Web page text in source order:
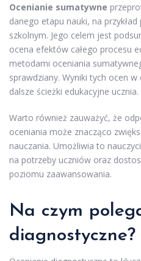
Ocenianie sumatywne
danego etapu nauki, na
szkolnym. Jego celem jest
ocena efektów całego procesu
metodami oceniania
sprawdziany. Wyniki tych ocen
dalsze ścieżki edukacyjne ucznia.
Warto również zauważyć, że
oceniania może znacząco
nauczania. Umożliwia to
na potrzeby uczniów oraz
poziomu zaawansowania.
Na czym
diagnostyczne?